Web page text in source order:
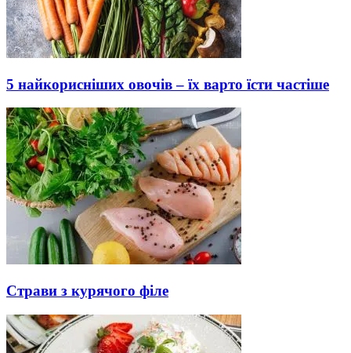
5 найкорисніших овочів – їх варто їсти частіше
Страви з курячого філе